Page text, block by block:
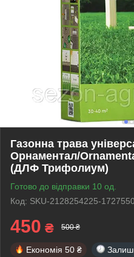
Газонна трава
Орнаментал/
(ДЛФ Трифолиум)
Готово до відправки 10 од.
Код: SKU-2128254225-
450 ₴ 500 ₴
Економія 50 ₴